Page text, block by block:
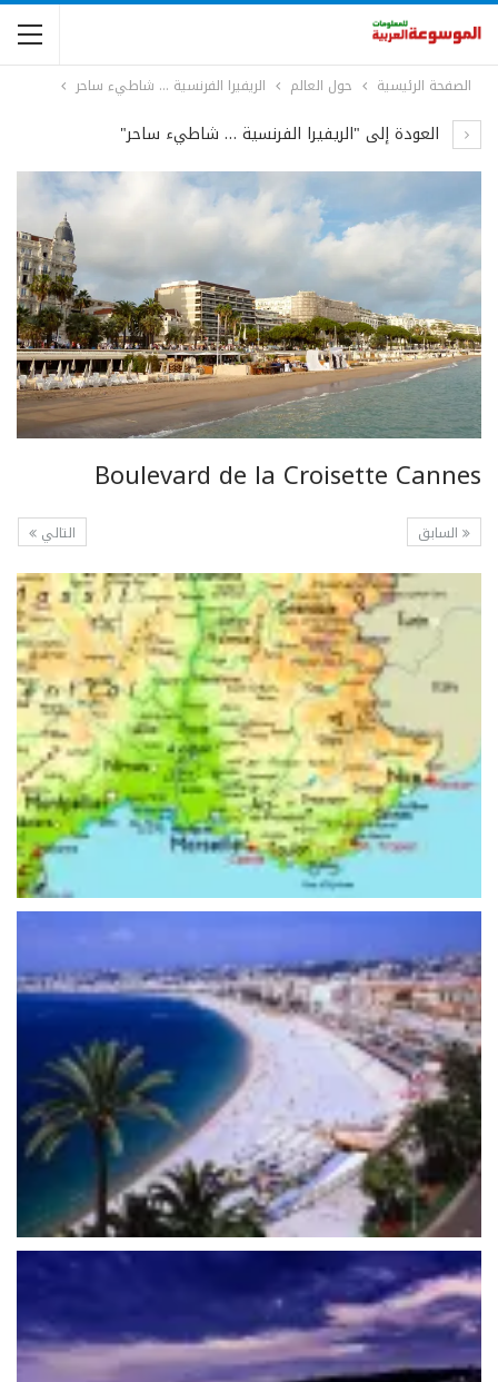
الصفحة الرئيسية حول العالم الريفيرا الفرنسية … شاطيء ساحر
العودة إلى "الريفيرا الفرنسية … شاطيء ساحر"
Boulevard de la Croisette Cannes
التالي السابق